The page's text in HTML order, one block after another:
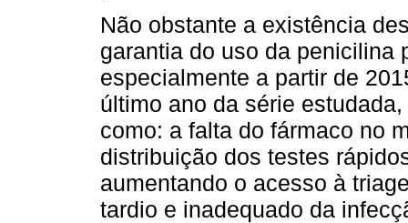
Não obstante a existência
garantia do uso da penicilina
especialmente a partir de
último ano da série
como: a falta do fármaco no
distribuição dos testes
aumentando o acesso à
tardio e inadequado da